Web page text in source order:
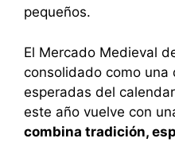
pequeños.
El Mercado Medieval
consolidado como una
esperadas del
este año vuelve con
combina tradición,